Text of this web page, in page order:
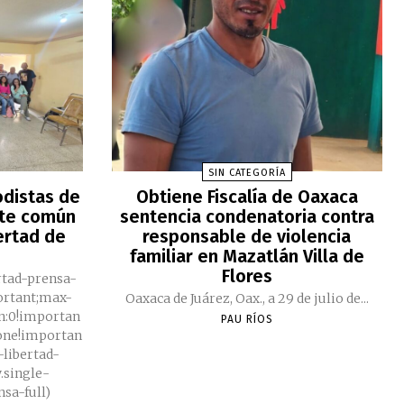
de
común
de
prensa-
libertad-
full)
SIN CATEGORÍA
Obtiene Fiscalía de Oaxaca
sentencia condenatoria contra
responsable de violencia
familiar en Mazatlán Villa de
Flores
Oaxaca de Juárez, Oax., a 29 de julio de...
PAU RÍOS